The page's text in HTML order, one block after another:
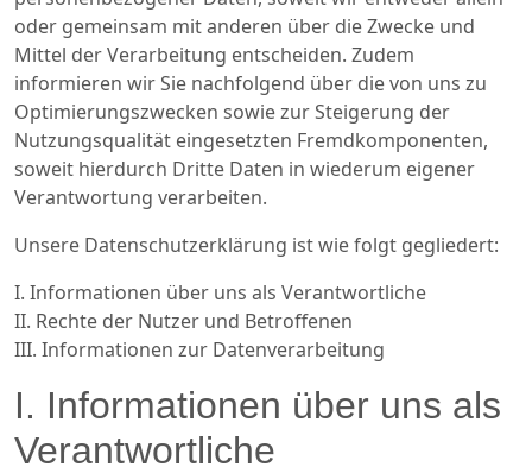
oder gemeinsam mit anderen über die Zwecke und
Mittel der Verarbeitung entscheiden. Zudem
informieren wir Sie nachfolgend über die von uns zu
Optimierungszwecken sowie zur Steigerung der
Nutzungsqualität eingesetzten Fremdkomponenten,
soweit hierdurch Dritte Daten in wiederum eigener
Verantwortung verarbeiten.
Unsere Datenschutzerklärung ist wie folgt gegliedert:
I. Informationen über uns als Verantwortliche
II. Rechte der Nutzer und Betroffenen
III. Informationen zur Datenverarbeitung
I. Informationen über uns als
Verantwortliche